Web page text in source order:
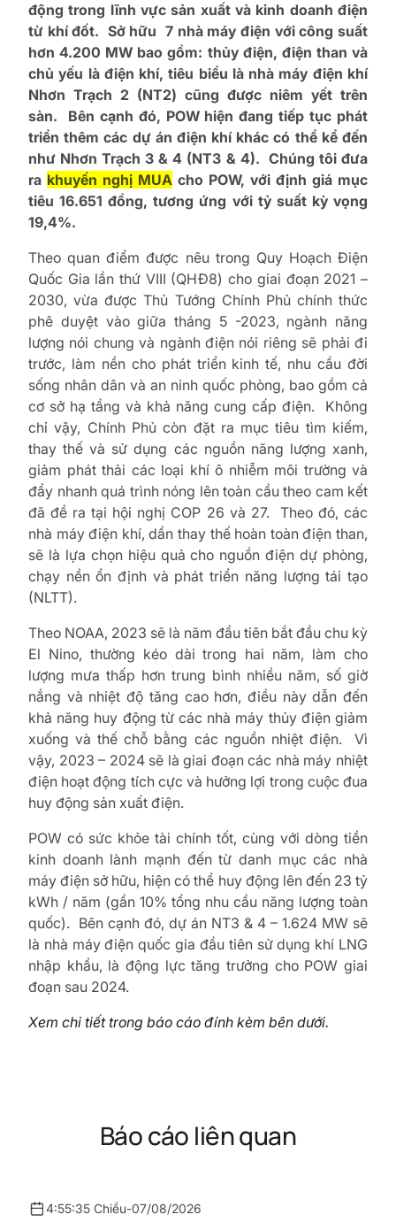
động trong lĩnh vực sản xuất và kinh doanh điện
từ khí đốt. Sở hữu 7 nhà máy điện với công suất
hơn 4.200 MW bao gồm: thủy điện, điện than và
chủ yếu là điện khí, tiêu biểu là nhà máy điện khí
Nhơn Trạch 2 (NT2) cũng được niêm yết trên
sàn. Bên cạnh đó, POW hiện đang tiếp tục phát
triển thêm các dự án điện khí khác có thể kể đến
như Nhơn Trạch 3 & 4 (NT3 & 4). Chúng tôi đưa
ra khuyến nghị MUA cho POW, với định giá mục
tiêu 16.651 đồng, tương ứng với tỷ suất kỳ vọng
19,4%.
Theo quan điểm được nêu trong Quy Hoạch Điện
Quốc Gia lần thứ VIII (QHĐ8) cho giai đoạn 2021 –
2030, vừa được Thủ Tướng Chính Phủ chính thức
phê duyệt vào giữa tháng 5 -2023, ngành năng
lượng nói chung và ngành điện nói riêng sẽ phải đi
trước, làm nền cho phát triển kinh tế, nhu cầu đời
sống nhân dân và an ninh quốc phòng, bao gồm cả
cơ sở hạ tầng và khả năng cung cấp điện. Không
chỉ vậy, Chính Phủ còn đặt ra mục tiêu tìm kiếm,
thay thế và sử dụng các nguồn năng lượng xanh,
giảm phát thải các loại khí ô nhiễm môi trường và
đẩy nhanh quá trình nóng lên toàn cầu theo cam kết
đã đề ra tại hội nghị COP 26 và 27. Theo đó, các
nhà máy điện khí, dần thay thế hoàn toàn điện than,
sẽ là lựa chọn hiệu quả cho nguồn điện dự phòng,
chạy nền ổn định và phát triển năng lượng tái tạo
(NLTT).
Theo NOAA, 2023 sẽ là năm đầu tiên bắt đầu chu kỳ
El Nino, thường kéo dài trong hai năm, làm cho
lượng mưa thấp hơn trung bình nhiều năm, số giờ
nắng và nhiệt độ tăng cao hơn, điều này dẫn đến
khả năng huy động từ các nhà máy thủy điện giảm
xuống và thế chỗ bằng các nguồn nhiệt điện. Vì
vậy, 2023 – 2024 sẽ là giai đoạn các nhà máy nhiệt
điện hoạt động tích cực và hưởng lợi trong cuộc đua
huy động sản xuất điện.
POW có sức khỏe tài chính tốt, cùng với dòng tiền
kinh doanh lành mạnh đến từ danh mục các nhà
máy điện sở hữu, hiện có thể huy động lên đến 23 tỷ
kWh / năm (gần 10% tổng nhu cầu năng lượng toàn
quốc). Bên cạnh đó, dự án NT3 & 4 – 1.624 MW sẽ
là nhà máy điện quốc gia đầu tiên sử dụng khí LNG
nhập khẩu, là động lực tăng trưởng cho POW giai
đoạn sau 2024.
Xem chi tiết trong báo cáo đính kèm bên dưới.
Báo cáo liên quan
4:55:35 Chiều-07/08/2026